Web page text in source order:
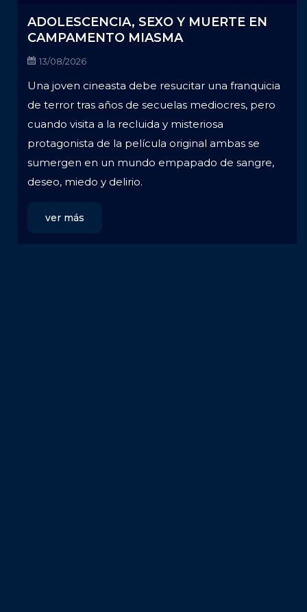
ADOLESCENCIA, SEXO Y MUERTE EN
CAMPAMENTO MIASMA
13/08/2026
Una joven cineasta debe resucitar una franquicia
de terror tras años de secuelas mediocres, pero
cuando visita a la recluida y misteriosa
protagonista de la película original ambas se
sumergen en un mundo empapado de sangre,
deseo, miedo y delirio.
ver más